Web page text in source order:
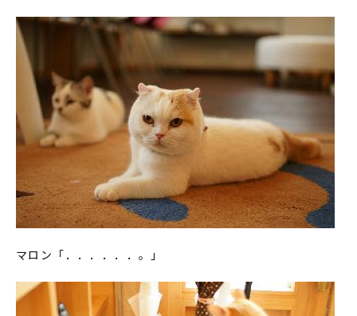
マロン「．．．．．．。」